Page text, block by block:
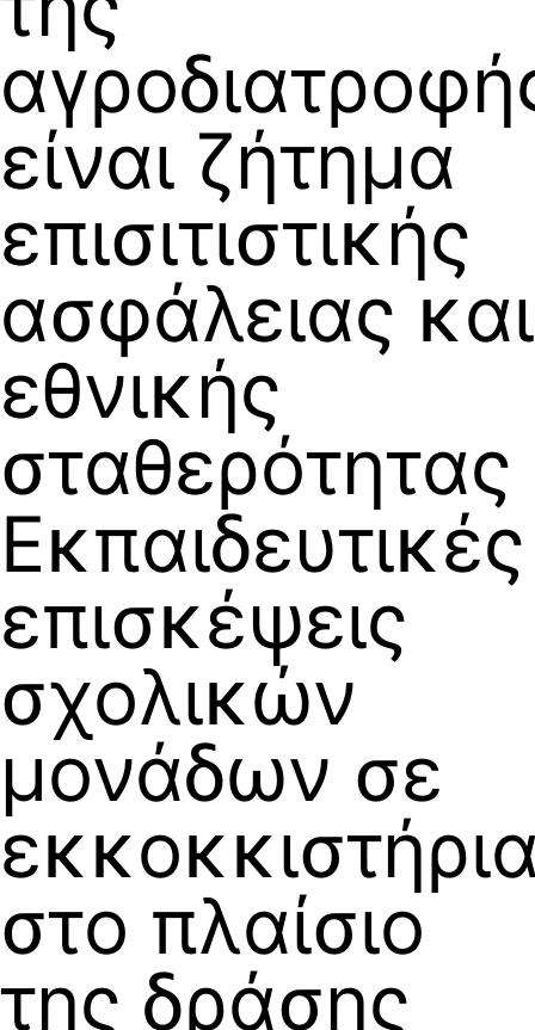
είναι ζήτημα
επισιτιστικής
ασφάλειας και
εθνικής
σταθερότητας
Εκπαιδευτικές
επισκέψεις
σχολικών
μονάδων σε
στο πλαίσιο
της δράσης